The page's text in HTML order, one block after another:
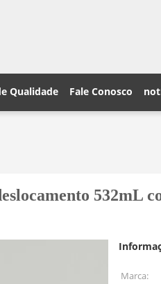
Qualidade Fale Conosco
532mL
Marca: